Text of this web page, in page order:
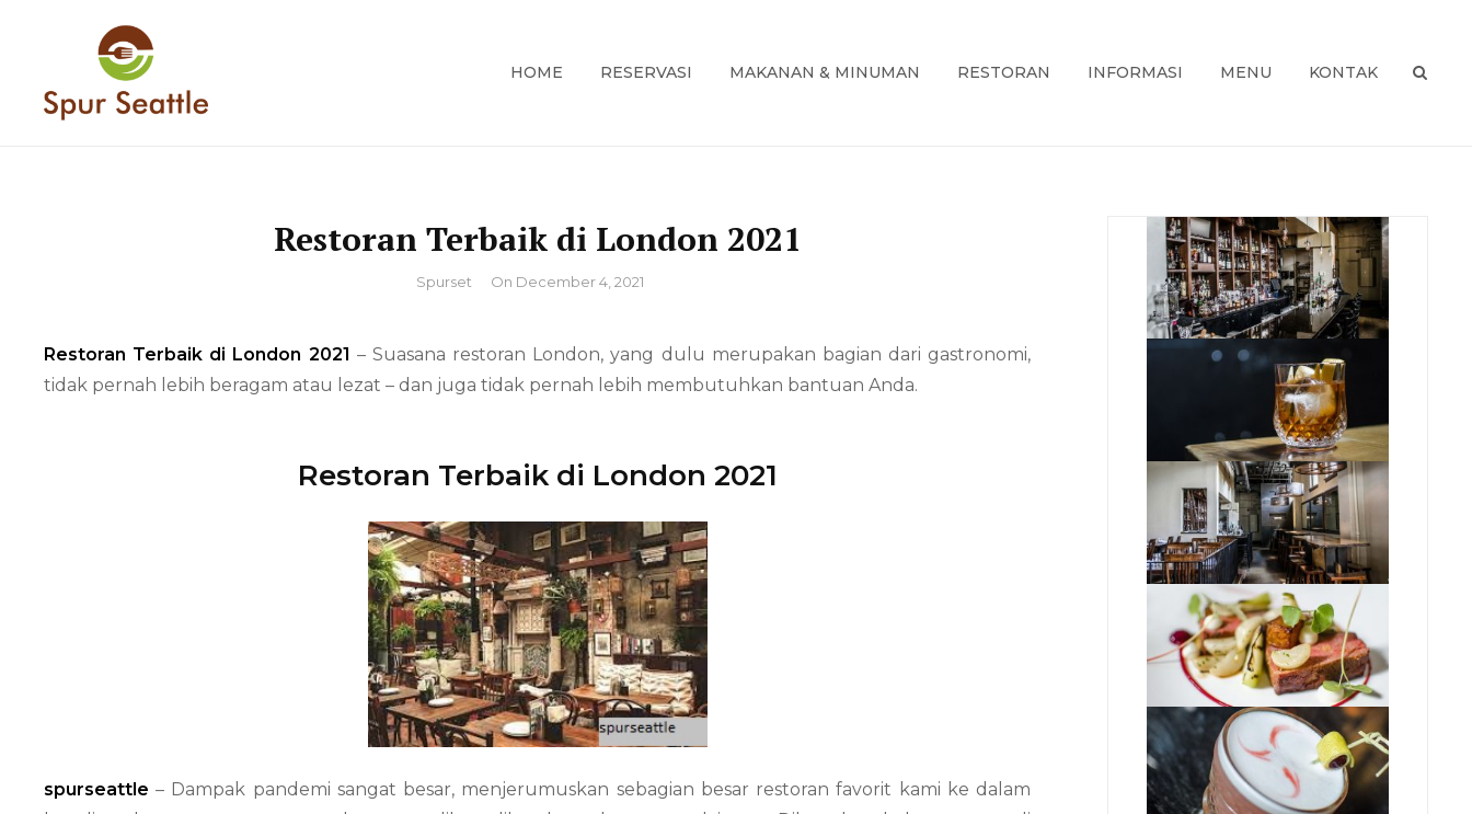
Spur Merupakan sebuah situs yang membahas Informasi Restoran Spur Seattle di USA
HOME RESERVASI MAKANAN & MINUMAN RESTORAN INFORMASI MENU KONTAK
Restoran Terbaik di London 2021
By
Spurset On December 4, 2021
Restoran Terbaik di London 2021 – Suasana restoran London, yang dulu merupakan bagian dari gastronomi,
tidak pernah lebih beragam atau lezat – dan juga tidak pernah lebih membutuhkan bantuan Anda.
Restoran Terbaik di London 2021
spurseattle – Dampak pandemi sangat besar, menjerumuskan sebagian besar restoran favorit kami ke dalam